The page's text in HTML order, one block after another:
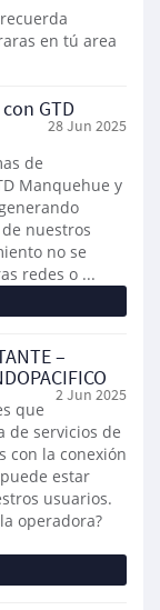
en tú area
GTD
28 Jun 2025
de
Manquehue y
nuestros
no se
redes o ...
–
2 Jun 2025
que
de servicios de
con la conexión
estar
usuarios.
operadora?